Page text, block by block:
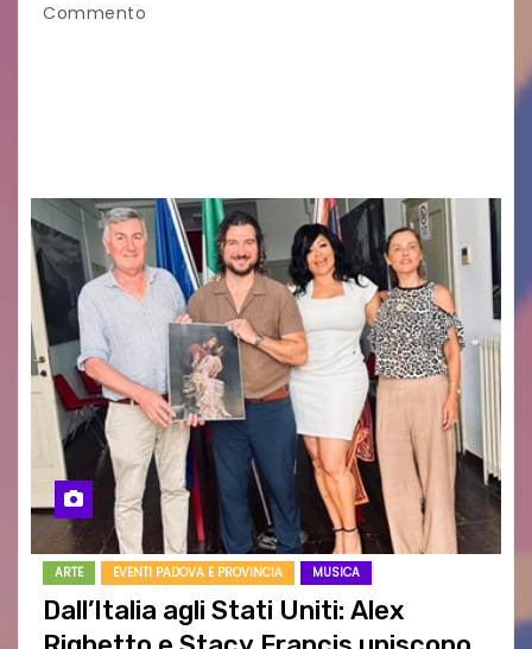
Commento
ARTE EVENTI PADOVA E PROVINCIA MUSICA
Dall’Italia agli Stati Uniti: Alex